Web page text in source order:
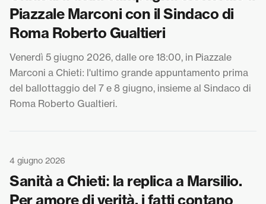
Piazzale Marconi con il Sindaco di
Roma Roberto Gualtieri
Venerdì 5 giugno 2026, dalle ore 18:00, in Piazzale
Marconi a Chieti: l'ultimo grande appuntamento prima
del ballottaggio del 7 e 8 giugno, insieme al Sindaco di
Roma Roberto Gualtieri.
4 giugno 2026
Sanità a Chieti: la replica a Marsilio.
Per amore di verità, i fatti contano